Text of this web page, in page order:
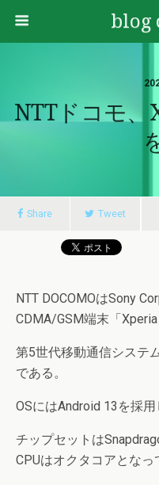
blog
NTTドコモ、
Share Tweet
NTT DOCOMOはSony
CDMA/GSM端末「
第5世代移動通信システ
である。
OSにはAndroid 13を採用
チップセットは
CPUはオクタコアとなっ